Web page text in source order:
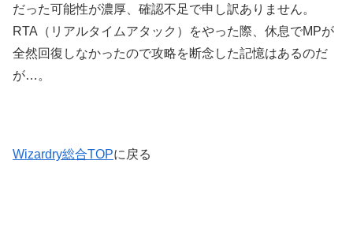
だった可能性が濃厚、確認不足で申し訳ありません。
RTA（リアルタイムアタック）をやった際、休息でMPが
全然回復しなかったので攻略を断念した記憶はあるのだ
が…。
Wizardry総合TOPに戻る